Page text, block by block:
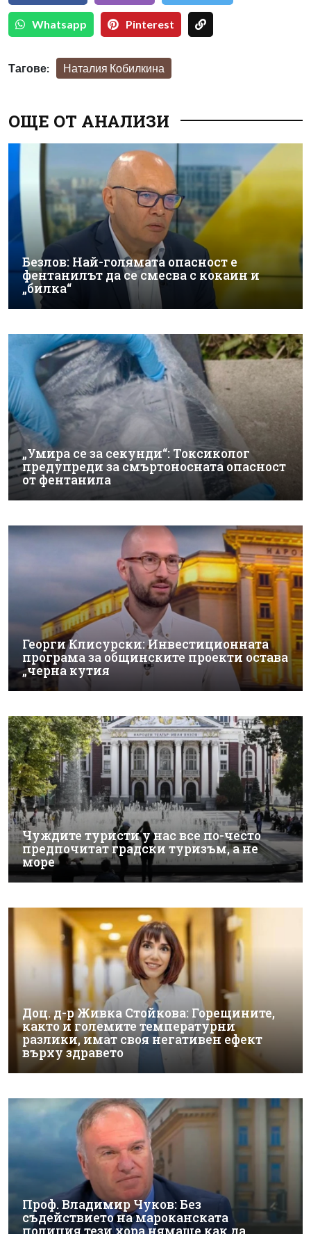
Whatsapp Pinterest
Тагове: Наталия Кобилкина
ОЩЕ ОТ АНАЛИЗИ
Безлов: Най-голямата опасност е
фентанилът да се смесва с кокаин и
„билка“
„Умира се за секунди“: Токсиколог
предупреди за смъртоносната опасност
от фентанила
Георги Клисурски: Инвестиционната
програма за общинските проекти остава
„черна кутия
Чуждите туристи у нас все по-често
предпочитат градски туризъм, а не
море
Доц. д-р Живка Стойкова: Горещините,
както и големите температурни
разлики, имат своя негативен ефект
върху здравето
Проф. Владимир Чуков: Без
съдействието на мароканската
полиция тези хора нямаше как да